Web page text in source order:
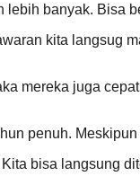
banyak. Bisa
kita langsug
mereka juga
penuh.
bisa langsung